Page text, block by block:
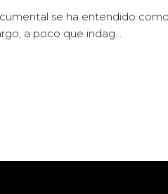
se ha entendido
a poco que indag...